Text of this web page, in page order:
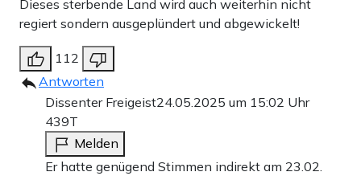
Dieses sterbende Land wird auch weiterhin nicht
regiert sondern ausgeplündert und abgewickelt!
112
Antworten
Dissenter Freigeist24.05.2025 um 15:02 Uhr
439T
Melden
Er hatte genügend Stimmen indirekt am 23.02.